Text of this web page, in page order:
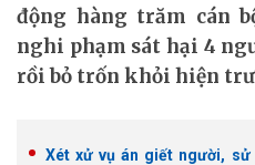
động hàng trăm cán
nghi phạm sát hại 4
rồi bỏ trốn khỏi hiện
Xét xử vụ án giết người,